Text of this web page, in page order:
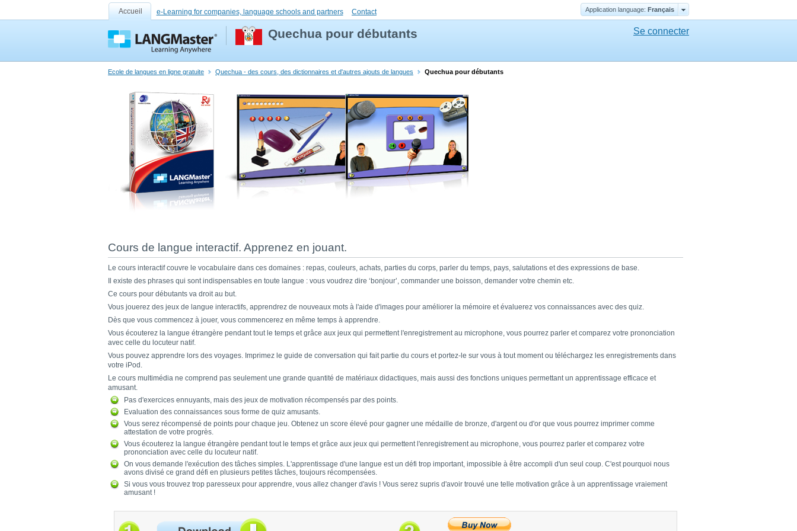
Accueil e-Learning for companies, language schools and partners Contact Application language: Français
Quechua pour débutants Se connecter
Ecole de langues en ligne gratuite Quechua - des cours, des dictionnaires et d'autres ajouts de langues Quechua pour débutants
Cours de langue interactif. Apprenez en jouant.
Le cours interactif couvre le vocabulaire dans ces domaines : repas, couleurs, achats, parties du corps, parler du temps, pays, salutations et des expressions de base.
Il existe des phrases qui sont indispensables en toute langue : vous voudrez dire ‘bonjour’, commander une boisson, demander votre chemin etc.
Ce cours pour débutants va droit au but.
Vous jouerez des jeux de langue interactifs, apprendrez de nouveaux mots à l'aide d'images pour améliorer la mémoire et évaluerez vos connaissances avec des quiz.
Dès que vous commencez à jouer, vous commencerez en même temps à apprendre.
Vous écouterez la langue étrangère pendant tout le temps et grâce aux jeux qui permettent l'enregistrement au microphone, vous pourrez parler et comparez votre prononciation
avec celle du locuteur natif.
Vous pouvez apprendre lors des voyages. Imprimez le guide de conversation qui fait partie du cours et portez-le sur vous à tout moment ou téléchargez les enregistrements dans
votre iPod.
Le cours multimédia ne comprend pas seulement une grande quantité de matériaux didactiques, mais aussi des fonctions uniques permettant un apprentissage efficace et
amusant.
Pas d'exercices ennuyants, mais des jeux de motivation récompensés par des points.
Evaluation des connaissances sous forme de quiz amusants.
Vous serez récompensé de points pour chaque jeu. Obtenez un score élevé pour gagner une médaille de bronze, d'argent ou d'or que vous pourrez imprimer comme
attestation de votre progrès.
Vous écouterez la langue étrangère pendant tout le temps et grâce aux jeux qui permettent l'enregistrement au microphone, vous pourrez parler et comparez votre
prononciation avec celle du locuteur natif.
On vous demande l'exécution des tâches simples. L'apprentissage d'une langue est un défi trop important, impossible à être accompli d'un seul coup. C'est pourquoi nous
avons divisé ce grand défi en plusieurs petites tâches, toujours récompensées.
Si vous vous trouvez trop paresseux pour apprendre, vous allez changer d'avis ! Vous serez supris d'avoir trouvé une telle motivation grâce à un apprentissage vraiement
amusant !